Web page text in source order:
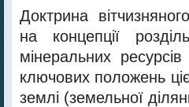
Доктрина
на концепції
мінеральних
ключових положень
землі (земельної